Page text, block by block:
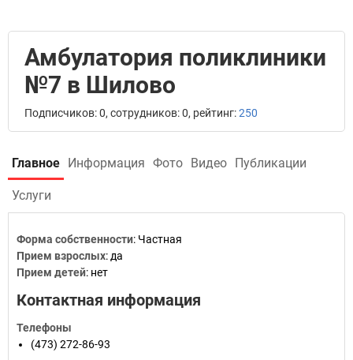
Амбулатория поликлиники
№7 в Шилово
Подписчиков: 0, сотрудников: 0, рейтинг:250
Главное Информация Фото Видео Публикации
Услуги
Форма собственности: Частная
Прием взрослых: да
Прием детей: нет
Контактная информация
Телефоны
(473) 272-86-93